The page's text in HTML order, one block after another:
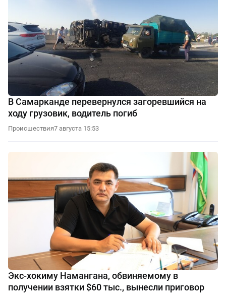
В Самарканде перевернулся загоревшийся на
ходу грузовик, водитель погиб
Происшествия7 августа 15:53
Экс-хокиму Намангана, обвиняемому в
получении взятки $60 тыс., вынесли приговор